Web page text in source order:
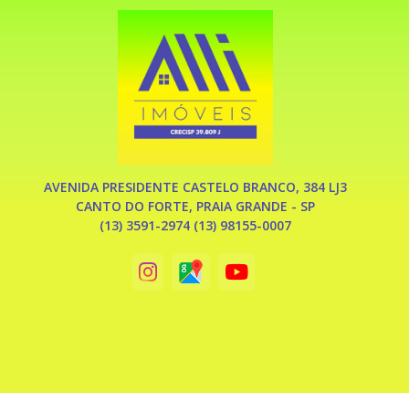
AVENIDA PRESIDENTE CASTELO BRANCO, 384 LJ3
CANTO DO FORTE, PRAIA GRANDE - SP
(13) 3591-2974 (13) 98155-0007